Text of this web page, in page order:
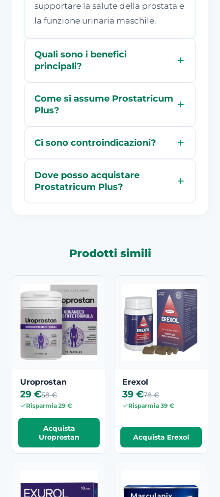
supportare la salute della prostata e
la funzione urinaria maschile.
Quali sono i benefici
principali?
Come si assume Prostatricum
Plus?
Ci sono controindicazioni?
Dove posso acquistare
Prostatricum Plus?
Prodotti simili
Uroprostan
29 €58 €
Risparmia 29 €
Acquista
Uroprostan
Erexol
39 €78 €
Risparmia 39 €
Acquista Erexol